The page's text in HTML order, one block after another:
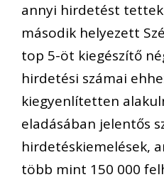
annyi hirdetést tettek
második helyezett
top 5-öt kiegészítő
hirdetési számai
kiegyenlítetten
eladásában jelentős
hirdetéskiemelések,
több mint 150 000